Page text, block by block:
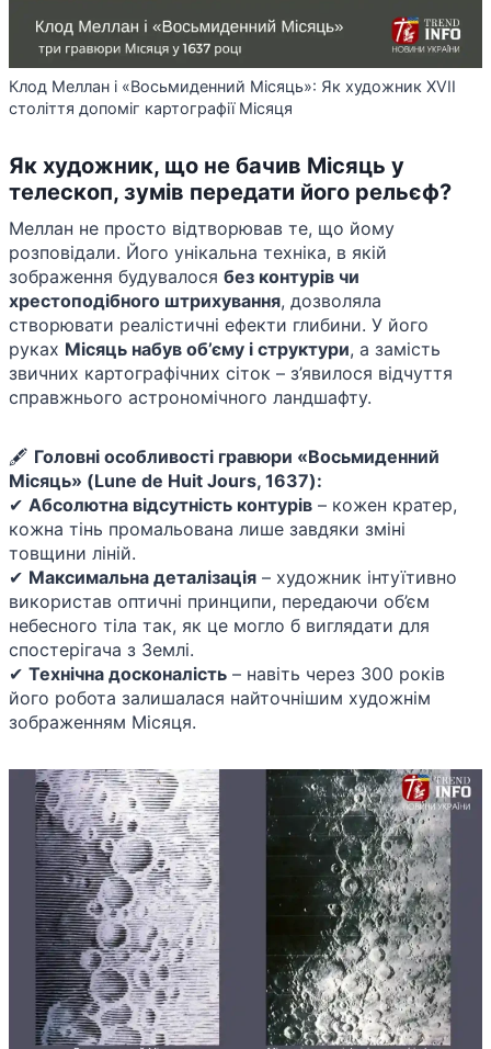
Клод Меллан і «Восьмиденний Місяць»: Як художник XVII
століття допоміг картографії Місяця
Як художник, що не бачив Місяць у
телескоп, зумів передати його рельєф?
Меллан не просто відтворював те, що йому
розповідали. Його унікальна техніка, в якій
зображення будувалося без контурів чи
хрестоподібного штрихування, дозволяла
створювати реалістичні ефекти глибини. У його
руках Місяць набув об’єму і структури, а замість
звичних картографічних сіток – з’явилося відчуття
справжнього астрономічного ландшафту.
🖋 Головні особливості гравюри «Восьмиденний
Місяць» (Lune de Huit Jours, 1637):
✔ Абсолютна відсутність контурів – кожен кратер,
кожна тінь промальована лише завдяки зміні
товщини ліній.
✔ Максимальна деталізація – художник інтуїтивно
використав оптичні принципи, передаючи об’єм
небесного тіла так, як це могло б виглядати для
спостерігача з Землі.
✔ Технічна досконалість – навіть через 300 років
його робота залишалася найточнішим художнім
зображенням Місяця.